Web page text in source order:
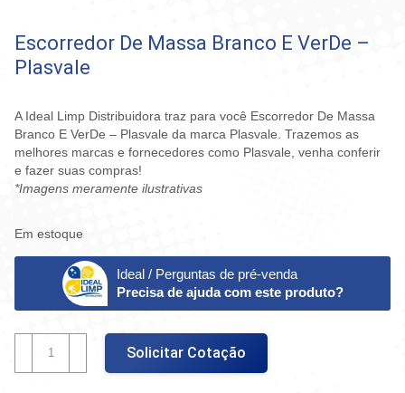
Escorredor De Massa Branco E VerDe –
Plasvale
A Ideal Limp Distribuidora traz para você Escorredor De Massa
Branco E VerDe – Plasvale da marca Plasvale. Trazemos as
melhores marcas e fornecedores como Plasvale, venha conferir
e fazer suas compras!
*Imagens meramente ilustrativas
Em estoque
Ideal / Perguntas de pré-venda
Precisa de ajuda com este produto?
Massa
Solicitar Cotação